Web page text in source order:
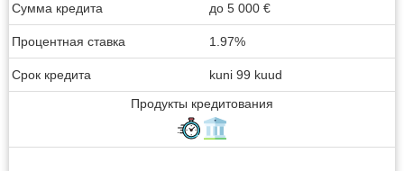
Сумма кредита до 5 000 €
Процентная ставка 1.97%
Срок кредита
kuni 99 kuud
Продукты кредитования